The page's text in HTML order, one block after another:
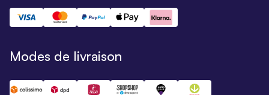
Modes de livraison